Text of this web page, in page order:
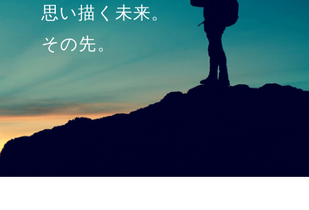
思い描く未来。
その先。